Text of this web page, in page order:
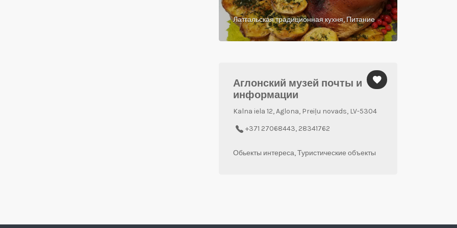
Латгальская традиционная кухня, Питание
Аглонский музей почты и
информации
Kalna iela 12, Aglona, Preiļu novads, LV-5304
+371 27068443, 28341762
Обьекты интереса, Туристические объекты